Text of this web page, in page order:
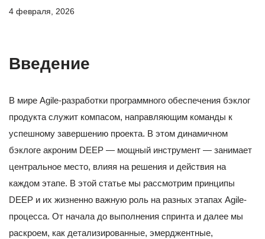
4 февраля, 2026
Введение
В мире Agile-разработки программного обеспечения бэклог
продукта служит компасом, направляющим команды к
успешному завершению проекта. В этом динамичном
бэклоге акроним DEEP — мощный инструмент — занимает
центральное место, влияя на решения и действия на
каждом этапе. В этой статье мы рассмотрим принципы
DEEP и их жизненно важную роль на разных этапах Agile-
процесса. От начала до выполнения спринта и далее мы
раскроем, как детализированные, эмерджентные,